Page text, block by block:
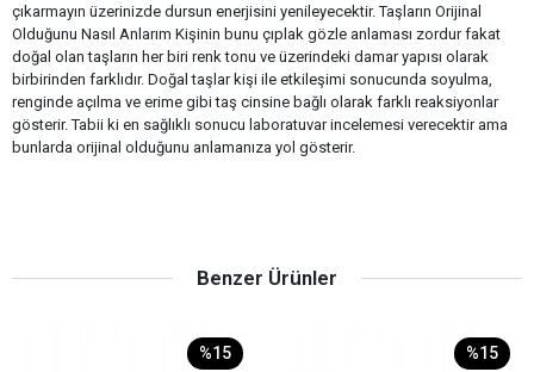
çıkarmayın üzerinizde dursun enerjisini yenileyecektir. Taşların Orijinal
Olduğunu Nasıl Anlarım Kişinin bunu çıplak gözle anlaması zordur fakat
doğal olan taşların her biri renk tonu ve üzerindeki damar yapısı olarak
birbirinden farklıdır. Doğal taşlar kişi ile etkileşimi sonucunda soyulma,
renginde açılma ve erime gibi taş cinsine bağlı olarak farklı reaksiyonlar
gösterir. Tabii ki en sağlıklı sonucu laboratuvar incelemesi verecektir ama
bunlarda orijinal olduğunu anlamanıza yol gösterir.
Benzer Ürünler
%15 %15